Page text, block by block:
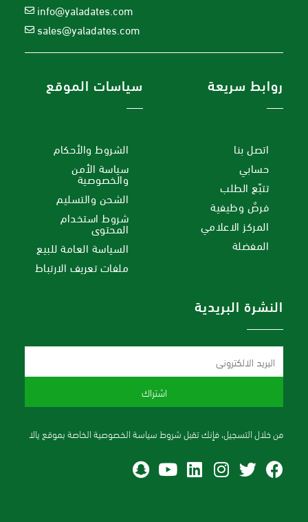
info@yaladates.com
sales@yaladates.com
روابط سريعة
اتصل بنا
حسابي
تتبّع الطلب
فرصٌ وظيفية
المركز الاعلامي
المفضلة
سياسات الموقع
الشروط والأحكام
سياسة الأمن
والخصوصية
الشحن والتسليم
شروط استخدام
المحتوى
السياسة العامة للبيع
ملفات تعريف الارتباط
النشرة البريدية
اشتراك
من خلال التسجيل، فإنك تقبل شروط سياسة الخصوصية الخاصة بموقع يالا